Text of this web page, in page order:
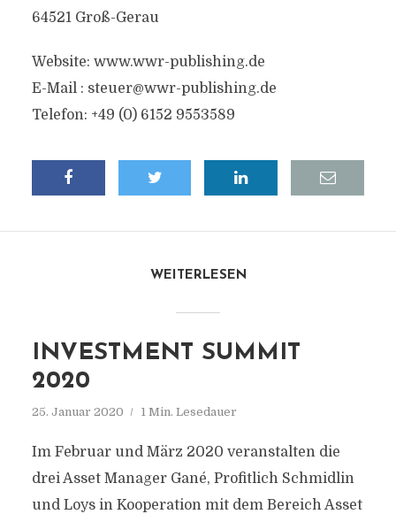
64521 Groß-Gerau
Website: www.wwr-publishing.de
E-Mail : steuer@wwr-publishing.de
Telefon: +49 (0) 6152 9553589
WEITERLESEN
INVESTMENT SUMMIT
2020
25. Januar 2020 1 Min. Lesedauer
Im Februar und März 2020 veranstalten die
drei Asset Manager Gané, Profitlich Schmidlin
und Loys in Kooperation mit dem Bereich Asset